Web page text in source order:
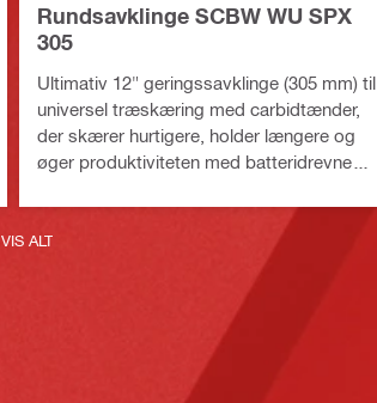
Rundsavklinge SCBW WU SPX
305
Ultimativ 12" geringssavklinge (305 mm) til
universel træskæring med carbidtænder,
der skærer hurtigere, holder længere og
øger produktiviteten med batteridrevne
VIS ALT